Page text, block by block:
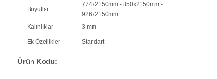
Boyutlar
774x2150mm - 850x2150mm -
926x2150mm
Kalınlıklar
3 mm
Ek Özellikler Standart
Ürün Kodu: